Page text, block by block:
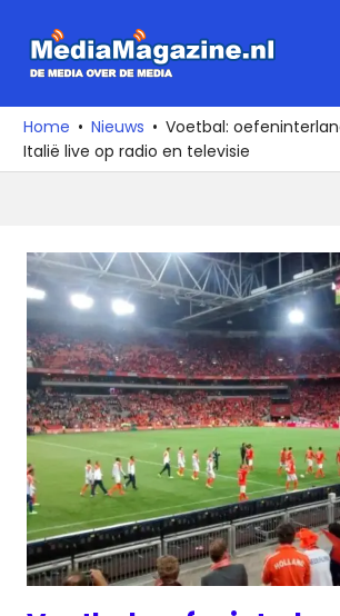
naar
media
over
de
Home Nieuws
Voetbal:
Italië live op radio en televisie